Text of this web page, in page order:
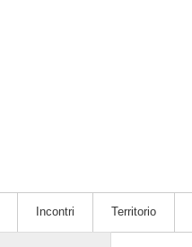
Incontri Territorio